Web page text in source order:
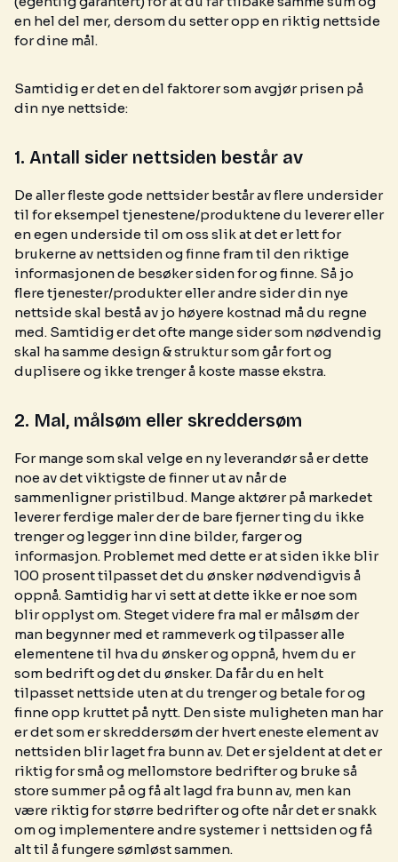
en hel del mer, dersom du setter opp en riktig nettside
for dine mål.
Samtidig er det en del faktorer som avgjør prisen på
din nye nettside:
1. Antall sider nettsiden består av
De aller fleste gode nettsider består av flere undersider
til for eksempel tjenestene/produktene du leverer eller
en egen underside til om oss slik at det er lett for
brukerne av nettsiden og finne fram til den riktige
informasjonen de besøker siden for og finne. Så jo
flere tjenester/produkter eller andre sider din nye
nettside skal bestå av jo høyere kostnad må du regne
med. Samtidig er det ofte mange sider som nødvendig
skal ha samme design & struktur som går fort og
duplisere og ikke trenger å koste masse ekstra.
2. Mal, målsøm eller skreddersøm
For mange som skal velge en ny leverandør så er dette
noe av det viktigste de finner ut av når de
sammenligner pristilbud. Mange aktører på markedet
leverer ferdige maler der de bare fjerner ting du ikke
trenger og legger inn dine bilder, farger og
informasjon. Problemet med dette er at siden ikke blir
100 prosent tilpasset det du ønsker nødvendigvis å
oppnå. Samtidig har vi sett at dette ikke er noe som
blir opplyst om. Steget videre fra mal er målsøm der
man begynner med et rammeverk og tilpasser alle
elementene til hva du ønsker og oppnå, hvem du er
som bedrift og det du ønsker. Da får du en helt
tilpasset nettside uten at du trenger og betale for og
finne opp kruttet på nytt. Den siste muligheten man har
er det som er skreddersøm der hvert eneste element av
nettsiden blir laget fra bunn av. Det er sjeldent at det er
riktig for små og mellomstore bedrifter og bruke så
store summer på og få alt lagd fra bunn av, men kan
være riktig for større bedrifter og ofte når det er snakk
om og implementere andre systemer i nettsiden og få
alt til å fungere sømløst sammen.